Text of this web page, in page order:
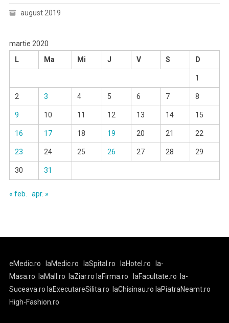
august 2019
martie 2020
L
Ma Mi J V S D
1
2 3 4 5 6 7 8
9 10 11 12 13 14 15
16 17 18 19 20 21 22
23 24 25 26 27 28 29
30 31
« feb. apr. »
eMedic.ro laMedic.ro laSpital.ro laHotel.ro
la-
Masa.ro
laMall.ro laZiar.ro laFirma.ro laFacultate.ro
la-
Suceava.ro laExecutareSilita.ro laChisinau.ro laPiatraNeamt.ro
High-Fashion.ro